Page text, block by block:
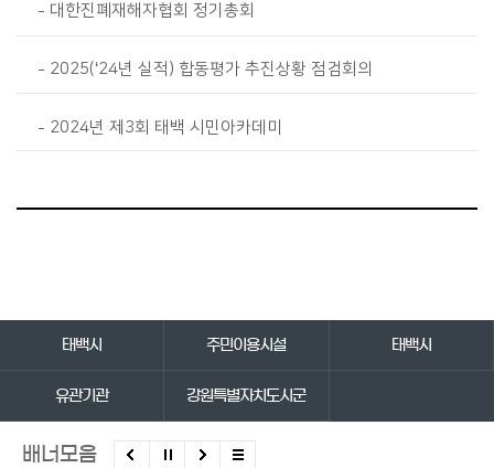
대한진폐재해자협회 정기총회
2025(‘24년 실적) 합동평가 추진상황 점검회의
2024년 제3회 태백 시민아카데미
태백시 주민이용시설 태백시
유관기관 강원특별자치도시군
배너모음